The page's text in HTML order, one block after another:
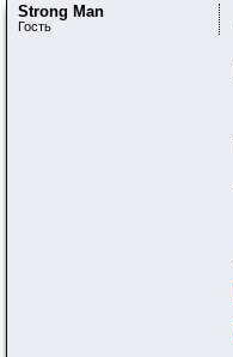
Strong Man
Гость